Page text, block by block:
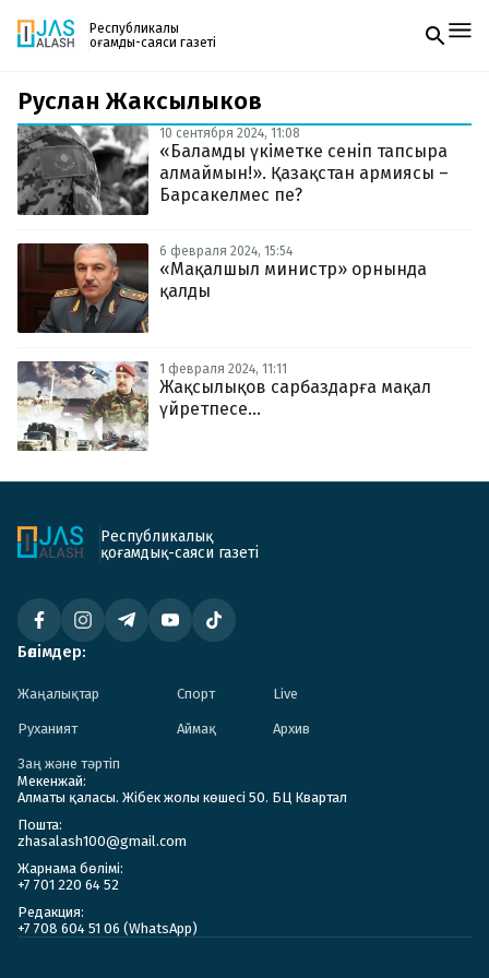
Республикалық
қоғамдық-саяси газеті
Жаңалықтар
Спорт
Live
Руханият
Аймақ
Архив
Заң және тәртіп
Редакциямен байланыс
+7 708 604 51 06
Жарнама бөлімі
Пошта
zhasalash100@gmail.com
Газетке жазылу
PDF форматтағы газетті ай сайын электронды
поштаңызға алып отырыңыз. Жаңа нөмір
шыққан сәтте сізге бірден жіберіледі. Тек email
Руслан Жаксылыков
10 сентября 2024, 11:08
«Баламды үкіметке сеніп тапсыра
алмаймын!». Қазақстан армиясы –
Барсакелмес пе?
6 февраля 2024, 15:54
«Мақалшыл министр» орнында
қалды
1 февраля 2024, 11:11
Жақсылықов сарбаздарға мақал
үйретпесе...
Республикалық
қоғамдық-саяси газеті
Бөлімдер:
Жаңалықтар Спорт Live
Руханият Аймақ Архив
Заң және тәртіп
Мекенжай:
Алматы қаласы. Жібек жолы көшесі 50. БЦ Квартал
Пошта:
zhasalash100@gmail.com
Жарнама бөлімі:
+7 701 220 64 52
Редакция:
+7 708 604 51 06 (WhatsApp)